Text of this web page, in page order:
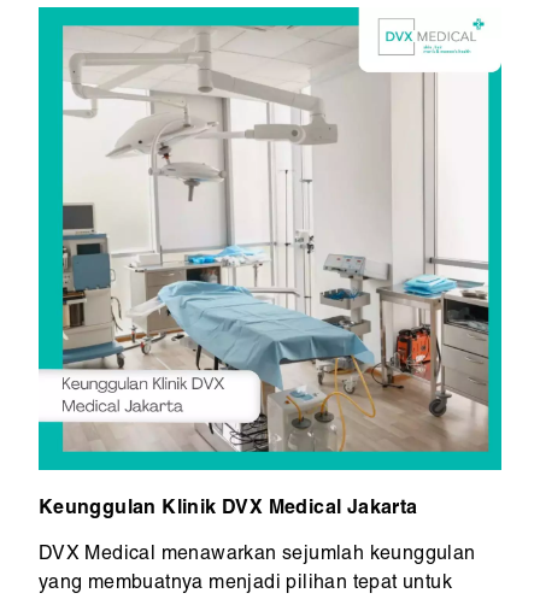
Keunggulan Klinik DVX Medical Jakarta
DVX Medical menawarkan sejumlah keunggulan
yang membuatnya menjadi pilihan tepat untuk